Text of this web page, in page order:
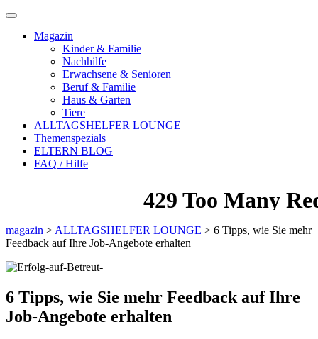
Magazin
Kinder & Familie
Nachhilfe
Erwachsene & Senioren
Beruf & Familie
Haus & Garten
Tiere
ALLTAGSHELFER LOUNGE
Themenspezials
ELTERN BLOG
FAQ / Hilfe
magazin > ALLTAGSHELFER LOUNGE > 6 Tipps, wie Sie mehr
Feedback auf Ihre Job-Angebote erhalten
6 Tipps, wie Sie mehr Feedback auf Ihre
Job-Angebote erhalten